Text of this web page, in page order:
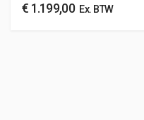
€ 1.199,00Ex. BTW